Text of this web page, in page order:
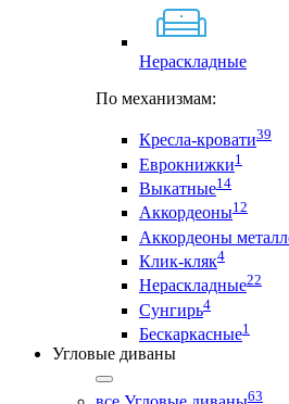
Нераскладные
По механизмам:
Кресла-кровати39
Еврокнижки1
Выкатные14
Аккордеоны12
Аккордеоны
Клик-кляк4
Нераскладные22
Сунгирь4
Бескаркасные1
Угловые диваны
63